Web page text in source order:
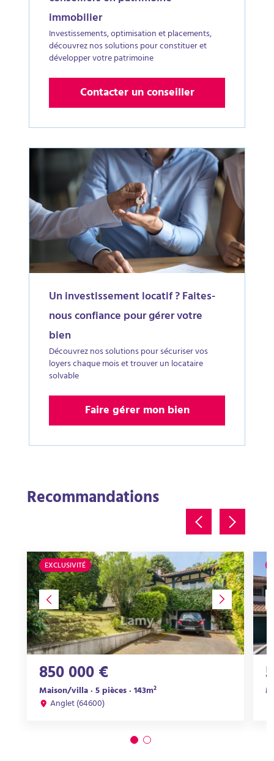
immobilier
Investissements, optimisation et placements,
découvrez nos solutions pour constituer et
développer votre patrimoine
Contacter un conseiller
Un investissement locatif ? Faites-
nous confiance pour gérer votre
bien
Découvrez nos solutions pour sécuriser vos
loyers chaque mois et trouver un locataire
solvable
Faire gérer mon bien
Recommandations
EXCLUSIVITÉ
850 000 €
Maison/villa · 5 pièces · 143m²
Anglet (64600)